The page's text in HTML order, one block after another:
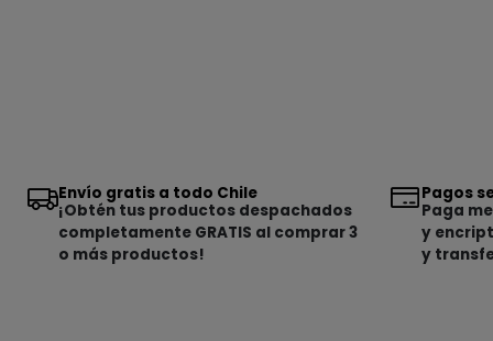
Envío gratis a todo Chile
¡Obtén tus productos despachados
completamente GRATIS al comprar 3
o más productos!
Pagos
Paga
y
y